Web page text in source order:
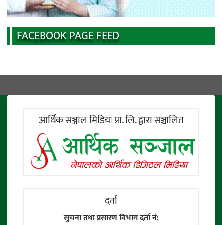
FACEBOOK PAGE FEED
आर्थिक सञ्जाल मिडिया प्रा. लि. द्वारा सञ्चालित
दर्ता
सुचना तथा प्रसारण विभाग दर्ता नं: